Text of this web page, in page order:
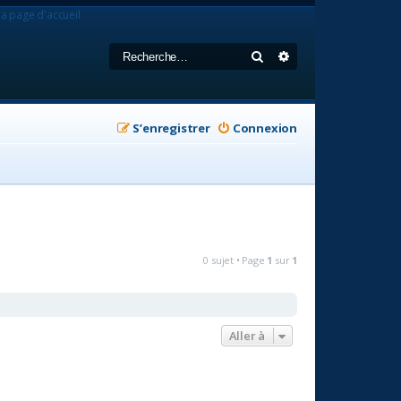
Rechercher
page d'accueil
Connexion
S’enregistrer
0 sujet • Page 1 sur 1
Aller à